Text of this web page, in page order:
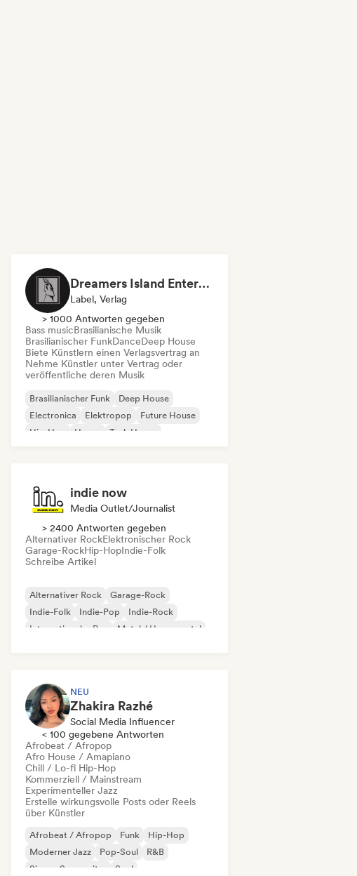
Dreamers Island Entertainment
Label, Verlag
> 1000 Antworten gegeben
Bass musicBrasilianische Musik
Brasilianischer FunkDanceDeep House
Biete Künstlern einen Verlagsvertrag an
Nehme Künstler unter Vertrag oder
veröffentliche deren Musik
Brasilianischer Funk
Deep House
Electronica
Elektropop
Future House
Hip-Hop
House Tech House
indie now
Media Outlet/Journalist
> 2400 Antworten gegeben
Alternativer RockElektronischer Rock
Garage-RockHip-HopIndie-Folk
Schreibe Artikel
Alternativer Rock
Garage-Rock
Indie-Folk
Indie-Pop
Indie-Rock
Internationaler Rap
Metal / Heavy metal
NEU
Zhakira Razhé
Social Media Influencer
< 100 gegebene Antworten
Afrobeat / Afropop
Afro House / Amapiano
Chill / Lo-fi Hip-Hop
Kommerziell / Mainstream
Experimenteller Jazz
Erstelle wirkungsvolle Posts oder Reels
über Künstler
Afrobeat / Afropop Funk
Hip-Hop
Moderner Jazz
Pop-Soul
R&B
Singer-Songwriter
Soul